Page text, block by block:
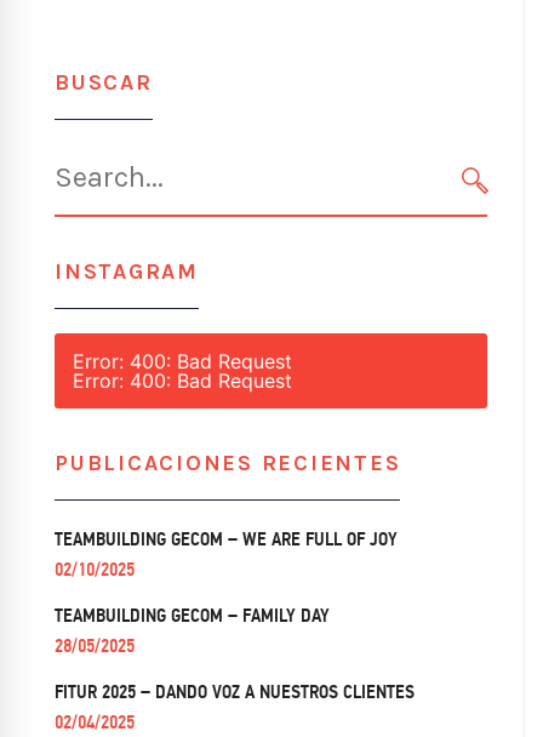
BUSCAR
for:
INSTAGRAM
Error: 400: Bad Request
Error: 400: Bad Request
PUBLICACIONES RECIENTES
TEAMBUILDING GECOM – WE ARE FULL OF JOY
02/10/2025
TEAMBUILDING GECOM – FAMILY DAY
28/05/2025
FITUR 2025 – DANDO VOZ A NUESTROS CLIENTES
02/04/2025